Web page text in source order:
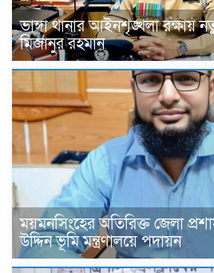
ভাঙ্গা থানার আইনশৃঙ্খলা রক্ষায়
মিজানুর রহমান
ময়মনসিংহের অতিরিক্ত জেলা
উদ্দিন ভূমি মন্ত্রণালয়ে পদায়ন